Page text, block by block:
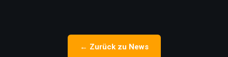
← Zurück zu News